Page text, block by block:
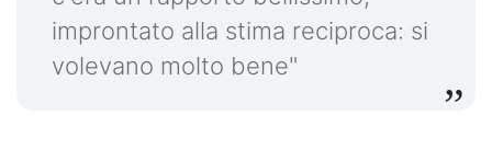
improntato alla stima reciproca: si
volevano molto bene"